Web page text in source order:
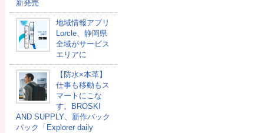
新発売
地域情報アプリ
Lorcle、静岡県
全域がサービス
エリアに
【防水×本革】
仕事も移動もス
マートにこな
す。BROSKI
AND SUPPLY、新作バック
パック「Explorer daily